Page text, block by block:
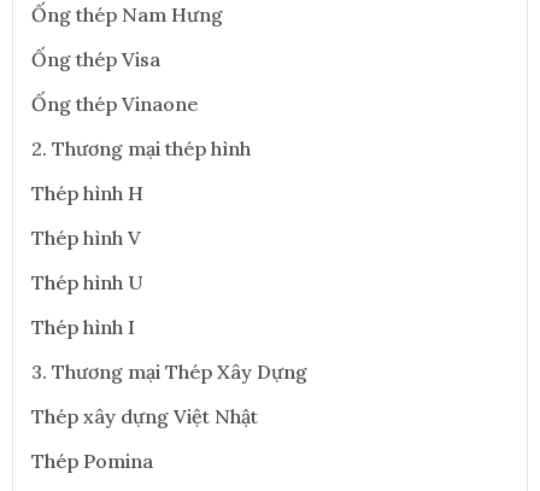
Ống thép Nam Hưng
Ống thép Visa
Ống thép Vinaone
2. Thương mại thép hình
Thép hình H
Thép hình V
Thép hình U
Thép hình I
3. Thương mại Thép Xây Dựng
Thép xây dựng Việt Nhật
Thép Pomina